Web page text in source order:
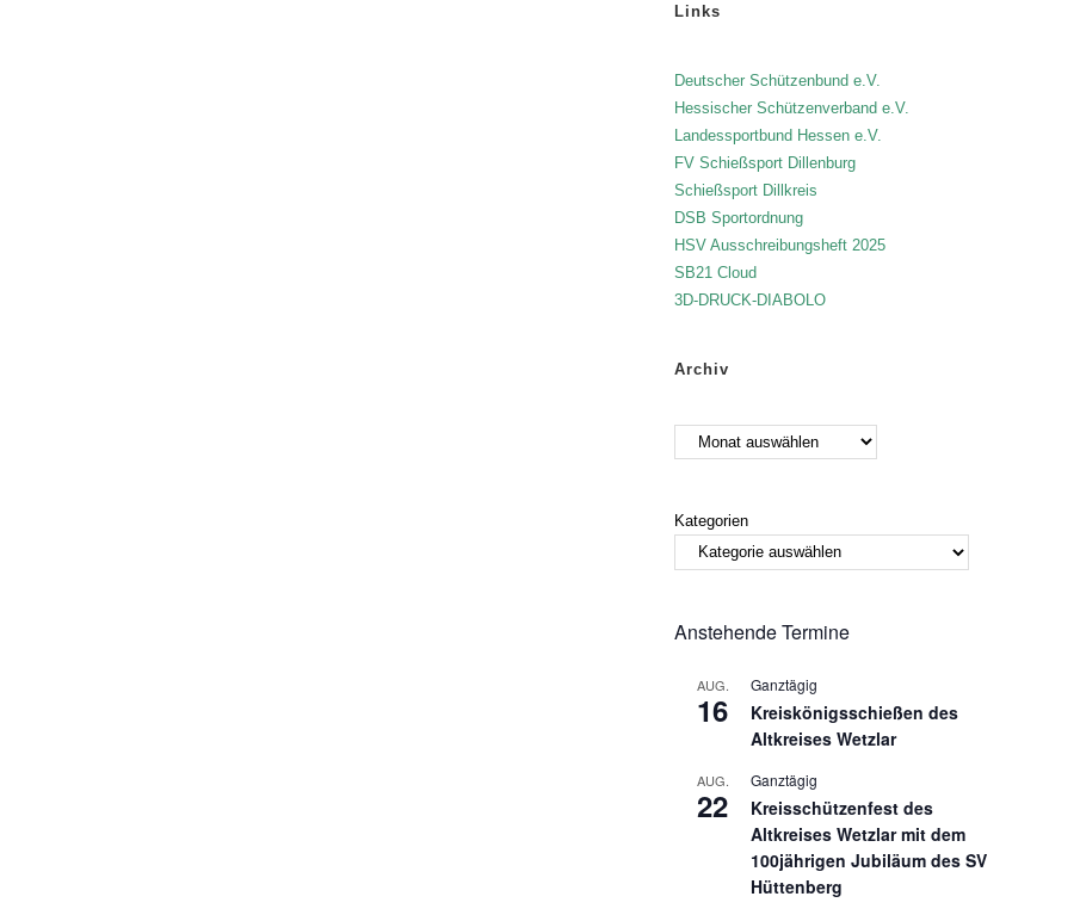
Links
Deutscher Schützenbund e.V.
Hessischer Schützenverband e.V.
Landessportbund Hessen e.V.
FV Schießsport Dillenburg
Schießsport Dillkreis
DSB Sportordnung
HSV Ausschreibungsheft 2025
SB21 Cloud
3D-DRUCK-DIABOLO
Archiv
Kategorien
Anstehende Termine
AUG.
16
Ganztägig
Kreiskönigsschießen des
Altkreises Wetzlar
AUG.
22
Ganztägig
Kreisschützenfest des
Altkreises Wetzlar mit dem
100jährigen Jubiläum des SV
Hüttenberg